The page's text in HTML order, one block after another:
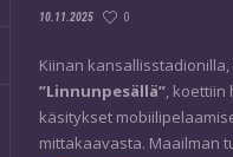
10.11.2025 0
Kiinan
”Linnunpesällä”, koettiin
käsitykset
mittakaavasta. Maailman